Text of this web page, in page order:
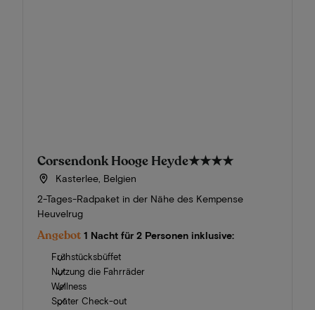
Corsendonk Hooge Heyde★★★★
Kasterlee, Belgien
2-Tages-Radpaket in der Nähe des Kempense
Heuvelrug
Angebot 1 Nacht für 2 Personen inklusive:
Frühstücksbüffet
Nutzung die Fahrräder
Wellness
Später Check-out